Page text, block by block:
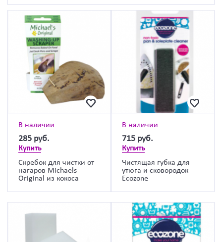
В наличии
285 руб.
Купить
Скребок для чистки от
нагаров Michaels
Original из кокоса
В наличии
715 руб.
Купить
Чистящая губка для
утюга и сковородок
Ecozone